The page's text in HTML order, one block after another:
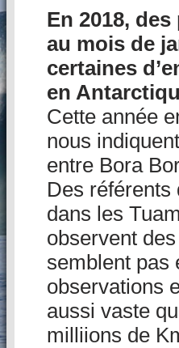
En 2018,
au mois de
certaines
en
Cette année
nous
entre Bora
Des référents
dans les
observent
semblent pas
observations
aussi vaste
milliions de